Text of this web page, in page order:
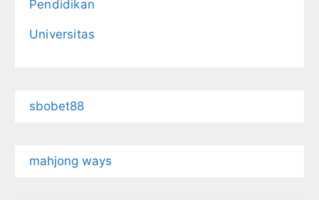
Pendidikan
Universitas
sbobet88
mahjong ways